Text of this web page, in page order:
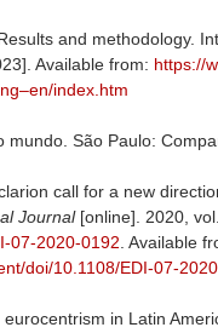
and methodology.
Available from: https://
index.htm
mundo. São Paulo:
call for a new
Journal[online]. 2020,
07-2020-0192. Available
doi/10.1108/EDI-07-
eurocentrism in Latin